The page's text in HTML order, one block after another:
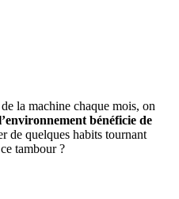
la machine chaque mois, on
bénéficie de
de quelques habits tournant
tambour ?